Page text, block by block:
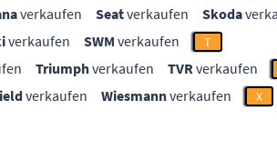
verkaufen Seatverkaufen Skoda
verkaufen SWM verkaufen T
Triumphverkaufen TVRverkaufen
verkaufen Wiesmannverkaufen X